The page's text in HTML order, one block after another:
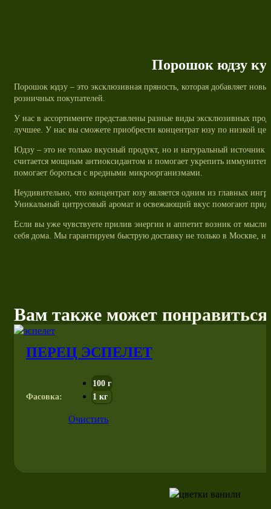
Порошок юдзу
Порошок юдзу – это эксклюзивная пряность, которая добавляет
розничных покупателей.
У нас в ассортименте представлены разные виды эксклюзивных
лучшее. У нас вы сможете приобрести концентрат юзу по низкой
Юдзу – это не только вкусный продукт, но и натуральный
считается мощным антиоксидантом и помогает укрепить
помогает бороться с вредными микроорганизмами.
Неудивительно, что концентрат юзу является одним из главных
Уникальный цитрусовый аромат и освежающий вкус помогают
Если вы уже чувствуете прилив энергии и аппетит возник от
себя дома. Мы гарантируем быструю доставку не только в Москве,
Вам также может понравиться
ПЕРЕЦ ЭСПЕЛЕТ
Фасовка:
100 г
1 кг
Очистить